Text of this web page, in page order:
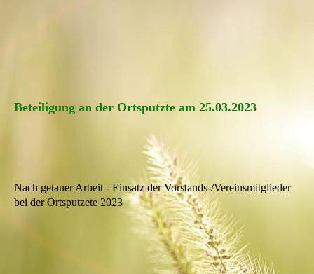
Beteiligung an der Ortsputzte am 25.03.2023
Nach getaner Arbeit - Einsatz der Vorstands-/Vereinsmitglieder
bei der Ortsputzete 2023